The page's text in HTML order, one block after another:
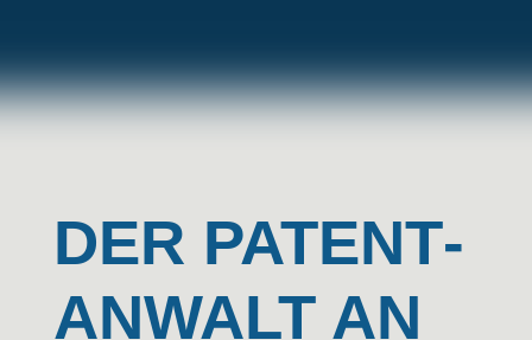
DER PATENT­
ANWALT AN